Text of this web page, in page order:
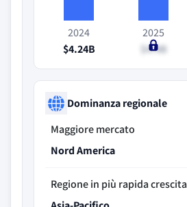
2024
$4.24B
2025
$4.4B
Dominanza regionale
Maggiore mercato
Nord America
Regione in più rapida crescita